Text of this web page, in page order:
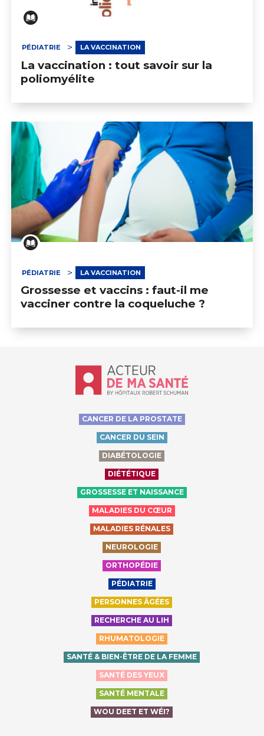
PÉDIATRIE LA VACCINATION
La vaccination : tout savoir sur la
poliomyélite
PÉDIATRIE LA VACCINATION
Grossesse et vaccins : faut-il me
vacciner contre la coqueluche ?
Accueil - Acteur de ma santé, by
CANCER DE LA PROSTATE
CANCER DU SEIN
DIABÉTOLOGIE
DIÉTÉTIQUE
GROSSESSE ET NAISSANCE
MALADIES DU CŒUR
MALADIES RÉNALES
NEUROLOGIE
ORTHOPÉDIE
PÉDIATRIE
PERSONNES ÂGÉES
RECHERCHE AU LIH
RHUMATOLOGIE
SANTÉ & BIEN-ÊTRE DE LA FEMME
SANTÉ DES YEUX
SANTÉ MENTALE
WOU DEET ET WÉI?